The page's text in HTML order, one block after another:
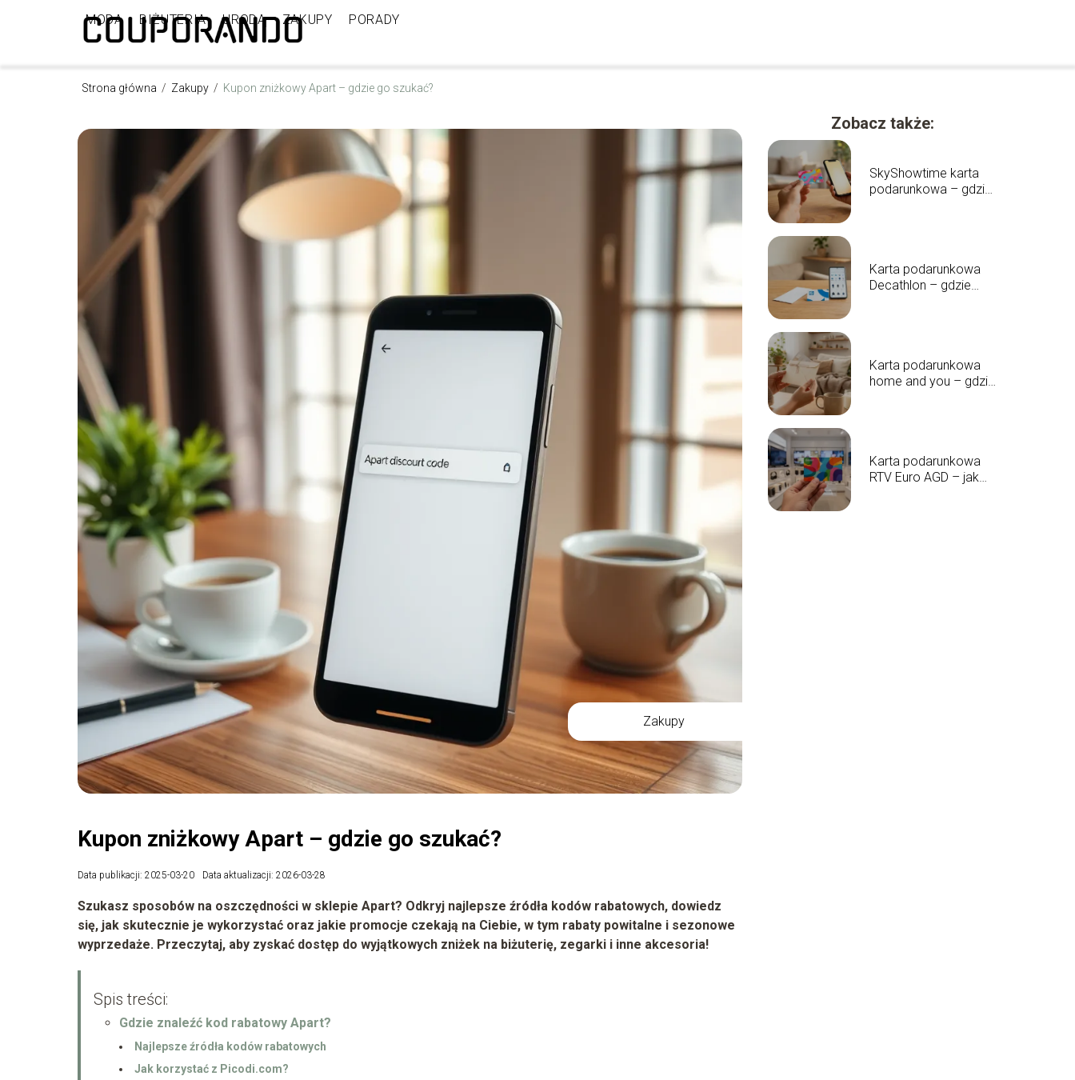
MODA BIŻUTERIA URODA ZAKUPY PORADY
Strona główna / Zakupy / Kupon zniżkowy Apart – gdzie go szukać?
Zakupy
Kupon zniżkowy Apart – gdzie go szukać?
Data publikacji: 2025-03-20 Data aktualizacji: 2026-03-28
Szukasz sposobów na oszczędności w sklepie Apart? Odkryj najlepsze źródła kodów rabatowych, dowiedz
się, jak skutecznie je wykorzystać oraz jakie promocje czekają na Ciebie, w tym rabaty powitalne i sezonowe
wyprzedaże. Przeczytaj, aby zyskać dostęp do wyjątkowych zniżek na biżuterię, zegarki i inne akcesoria!
Spis treści:
Gdzie znaleźć kod rabatowy Apart?
Najlepsze źródła kodów rabatowych
Jak korzystać z Picodi.com?
Zobacz także:
SkyShowtime karta
podarunkowa – gdzie
Karta podarunkowa
Decathlon – gdzie
Karta podarunkowa
home and you – gdzie
Karta podarunkowa
RTV Euro AGD – jak